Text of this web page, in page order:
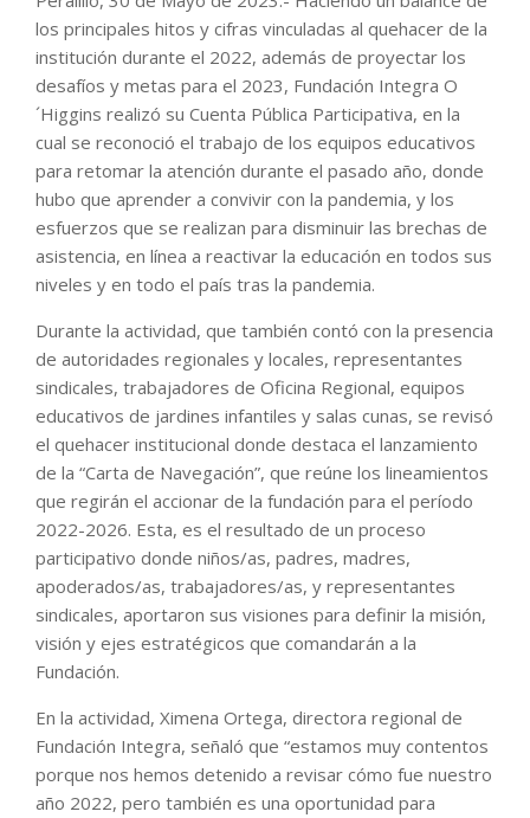
los principales hitos y cifras vinculadas al quehacer de la
institución durante el 2022, además de proyectar los
desafíos y metas para el 2023, Fundación Integra O
´Higgins realizó su Cuenta Pública Participativa, en la
cual se reconoció el trabajo de los equipos educativos
para retomar la atención durante el pasado año, donde
hubo que aprender a convivir con la pandemia, y los
esfuerzos que se realizan para disminuir las brechas de
asistencia, en línea a reactivar la educación en todos sus
niveles y en todo el país tras la pandemia.
Durante la actividad, que también contó con la presencia
de autoridades regionales y locales, representantes
sindicales, trabajadores de Oficina Regional, equipos
educativos de jardines infantiles y salas cunas, se revisó
el quehacer institucional donde destaca el lanzamiento
de la “Carta de Navegación”, que reúne los lineamientos
que regirán el accionar de la fundación para el período
2022-2026. Esta, es el resultado de un proceso
participativo donde niños/as, padres, madres,
apoderados/as, trabajadores/as, y representantes
sindicales, aportaron sus visiones para definir la misión,
visión y ejes estratégicos que comandarán a la
Fundación.
En la actividad, Ximena Ortega, directora regional de
Fundación Integra, señaló que “estamos muy contentos
porque nos hemos detenido a revisar cómo fue nuestro
año 2022, pero también es una oportunidad para